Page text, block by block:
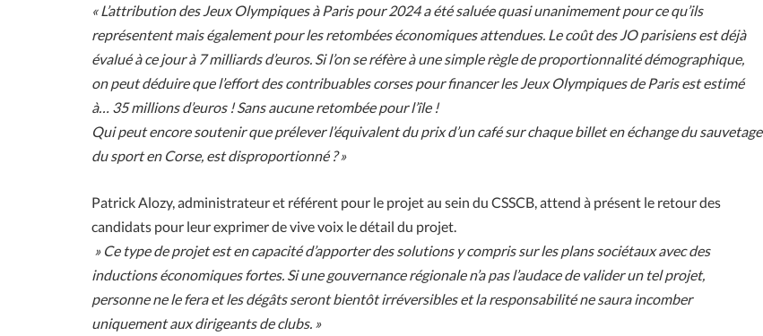
« L’attribution des Jeux Olympiques à Paris pour 2024 a été saluée quasi unanimement pour ce qu’ils
représentent mais également pour les retombées économiques attendues. Le coût des JO parisiens est déjà
évalué à ce jour à 7 milliards d’euros. Si l’on se réfère à une simple règle de proportionnalité démographique,
on peut déduire que l’effort des contribuables corses pour financer les Jeux Olympiques de Paris est estimé
à… 35 millions d’euros ! Sans aucune retombée pour l’île !
Qui peut encore soutenir que prélever l’équivalent du prix d’un café sur chaque billet en échange du sauvetage
du sport en Corse, est disproportionné ? »
Patrick Alozy, administrateur et référent pour le projet au sein du CSSCB, attend à présent le retour des
candidats pour leur exprimer de vive voix le détail du projet.
» Ce type de projet est en capacité d’apporter des solutions y compris sur les plans sociétaux avec des
inductions économiques fortes. Si une gouvernance régionale n’a pas l’audace de valider un tel projet,
personne ne le fera et les dégâts seront bientôt irréversibles et la responsabilité ne saura incomber
uniquement aux dirigeants de clubs. »